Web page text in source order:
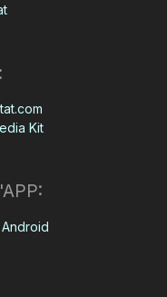
Kit